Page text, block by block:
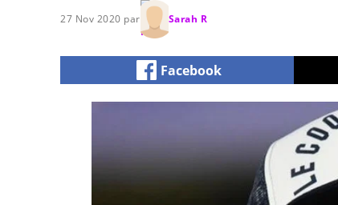
27 Nov 2020 par Sarah R
Facebook